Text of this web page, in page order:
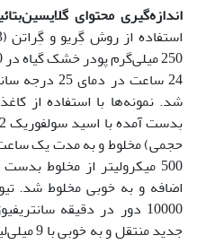
اندازه‌گیری محتوای
24 ساعت در
شد. نمونه‌‌ها با استفاده از
حجمی) مخلوط و به مدت یک
10000 دور در دقیقه